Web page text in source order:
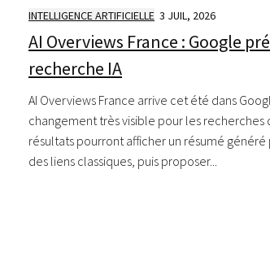
INTELLIGENCE ARTIFICIELLE 3 JUIL, 2026
AI Overviews France : Google
recherche IA
AI Overviews France arrive cet été dans
changement très visible pour les recherches
résultats pourront afficher un résumé généré
des liens classiques, puis proposer...